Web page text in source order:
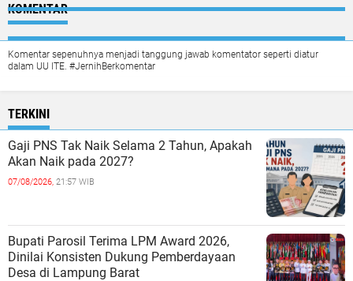
KOMENTAR
Komentar sepenuhnya menjadi tanggung jawab komentator seperti diatur
dalam UU ITE. #JernihBerkomentar
TERKINI
Gaji PNS Tak Naik Selama 2 Tahun, Apakah
Akan Naik pada 2027?
07/08/2026, 21:57 WIB
Bupati Parosil Terima LPM Award 2026,
Dinilai Konsisten Dukung Pemberdayaan
Desa di Lampung Barat